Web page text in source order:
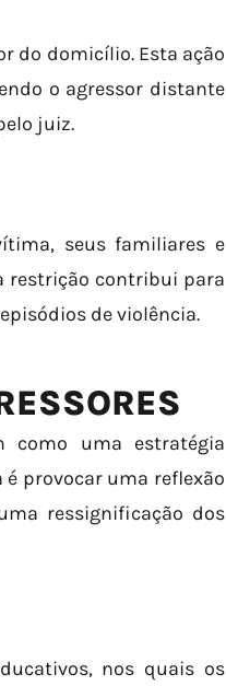
do domicílio. Esta ação
o agressor distante
juiz.
seus familiares e
restrição contribui para
de violência.
como uma estratégia
provocar uma reflexão
ressignificação dos
nos quais os